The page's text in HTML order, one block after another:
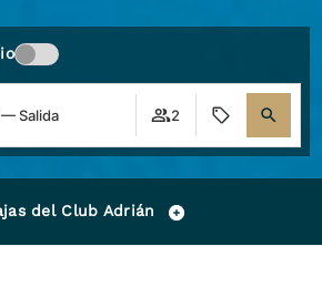
Salida 2
del Club Adrián